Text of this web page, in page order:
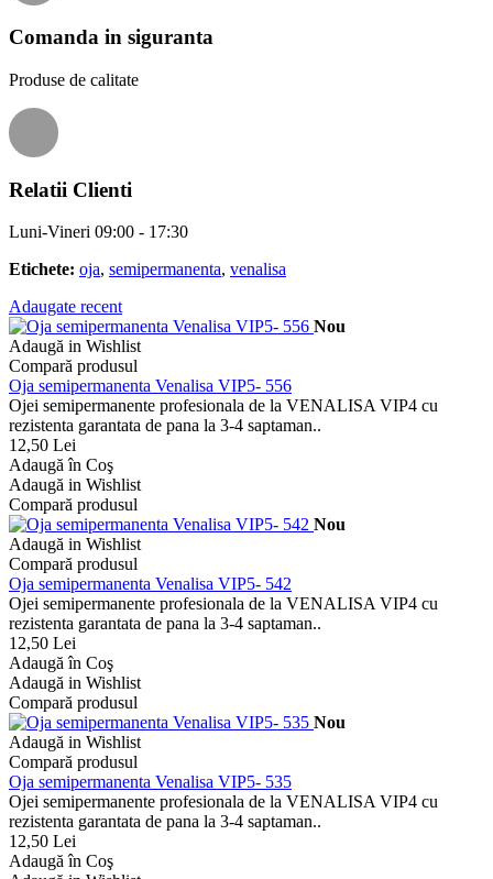
Comanda in siguranta
Produse de calitate
Relatii Clienti
Luni-Vineri 09:00 - 17:30
Etichete: oja, semipermanenta, venalisa
Adaugate recent
Nou
Adaugă in Wishlist
Compară produsul
Oja semipermanenta Venalisa VIP5- 556
Ojei semipermanente profesionala de la VENALISA VIP4 cu
rezistenta garantata de pana la 3-4 saptaman..
12,50 Lei
Adaugă în Coş
Adaugă in Wishlist
Compară produsul
Nou
Adaugă in Wishlist
Compară produsul
Oja semipermanenta Venalisa VIP5- 542
Ojei semipermanente profesionala de la VENALISA VIP4 cu
rezistenta garantata de pana la 3-4 saptaman..
12,50 Lei
Adaugă în Coş
Adaugă in Wishlist
Compară produsul
Nou
Adaugă in Wishlist
Compară produsul
Oja semipermanenta Venalisa VIP5- 535
Ojei semipermanente profesionala de la VENALISA VIP4 cu
rezistenta garantata de pana la 3-4 saptaman..
12,50 Lei
Adaugă în Coş